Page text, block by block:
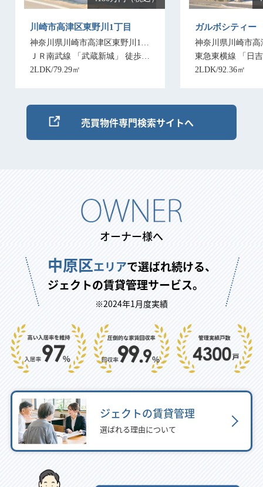
売買物件専門検索サイトへ
オーナー様へ
中原区エリアで選ばれ続ける、
ジェクトの賃貸管理サービス。
※2024年1月度実績
ジェクトの賃貸管理
選ばれる理由について